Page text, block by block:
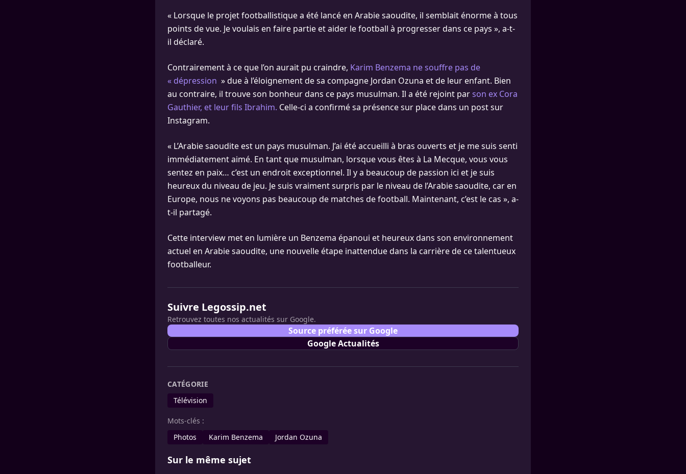
« Lorsque le projet footballistique a été lancé en Arabie saoudite, il semblait énorme à tous
points de vue. Je voulais en faire partie et aider le football à progresser dans ce pays », a-t-
il déclaré.
Contrairement à ce que l’on aurait pu craindre, Karim Benzema ne souffre pas de
« dépression » due à l’éloignement de sa compagne Jordan Ozuna et de leur enfant. Bien
au contraire, il trouve son bonheur dans ce pays musulman. Il a été rejoint parson ex Cora
Gauthier, et leur fils Ibrahim. Celle-ci a confirmé sa présence sur place dans un post sur
Instagram.
« L’Arabie saoudite est un pays musulman. J’ai été accueilli à bras ouverts et je me suis senti
immédiatement aimé. En tant que musulman, lorsque vous êtes à La Mecque, vous vous
sentez en paix… c’est un endroit exceptionnel. Il y a beaucoup de passion ici et je suis
heureux du niveau de jeu. Je suis vraiment surpris par le niveau de l’Arabie saoudite, car en
Europe, nous ne voyons pas beaucoup de matches de football. Maintenant, c’est le cas », a-
t-il partagé.
Cette interview met en lumière un Benzema épanoui et heureux dans son environnement
actuel en Arabie saoudite, une nouvelle étape inattendue dans la carrière de ce talentueux
footballeur.
Suivre Legossip.net
Retrouvez toutes nos actualités sur Google.
Source préférée sur Google
Google Actualités
CATÉGORIE
Télévision
Mots-clés :
Photos
Karim Benzema Jordan Ozuna
Sur le même sujet